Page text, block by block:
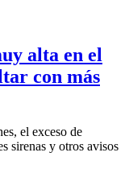
alta en el
con más
el exceso de
sirenas y otros avisos